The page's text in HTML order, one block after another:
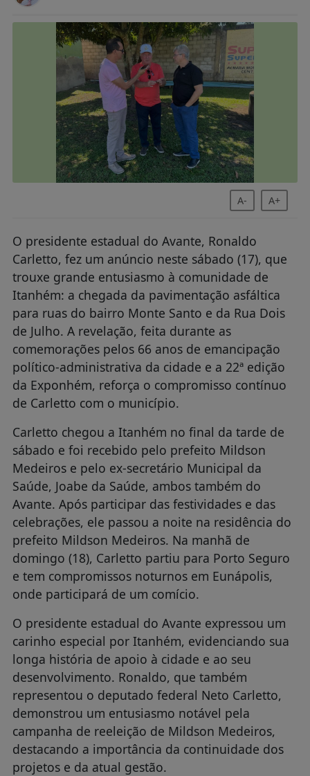
A- A+
O presidente estadual do Avante, Ronaldo
Carletto, fez um anúncio neste sábado (17), que
trouxe grande entusiasmo à comunidade de
Itanhém: a chegada da pavimentação asfáltica
para ruas do bairro Monte Santo e da Rua Dois
de Julho. A revelação, feita durante as
comemorações pelos 66 anos de emancipação
político-administrativa da cidade e a 22ª edição
da Exponhém, reforça o compromisso contínuo
de Carletto com o município.
Carletto chegou a Itanhém no final da tarde de
sábado e foi recebido pelo prefeito Mildson
Medeiros e pelo ex-secretário Municipal da
Saúde, Joabe da Saúde, ambos também do
Avante. Após participar das festividades e das
celebrações, ele passou a noite na residência do
prefeito Mildson Medeiros. Na manhã de
domingo (18), Carletto partiu para Porto Seguro
e tem compromissos noturnos em Eunápolis,
onde participará de um comício.
O presidente estadual do Avante expressou um
carinho especial por Itanhém, evidenciando sua
longa história de apoio à cidade e ao seu
desenvolvimento. Ronaldo, que também
representou o deputado federal Neto Carletto,
demonstrou um entusiasmo notável pela
campanha de reeleição de Mildson Medeiros,
destacando a importância da continuidade dos
projetos e da atual gestão.